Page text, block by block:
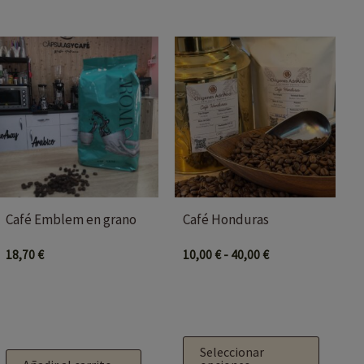
Café Emblem en grano
18,70 €
Café Honduras
10,00 € - 40,00 €
precios:
desde
10,00 €
hasta
40,00 €
Seleccionar
Este
producto
tiene
múltiples
variantes.
Las
opciones
pueden
elegir
de